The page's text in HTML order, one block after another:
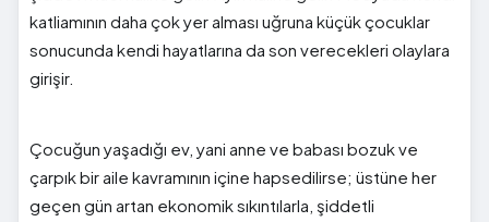
katliamının daha çok yer alması uğruna küçük çocuklar
sonucunda kendi hayatlarına da son verecekleri olaylara
girişir.
Çocuğun yaşadığı ev, yani anne ve babası bozuk ve
çarpık bir aile kavramının içine hapsedilirse; üstüne her
geçen gün artan ekonomik sıkıntılarla, şiddetli